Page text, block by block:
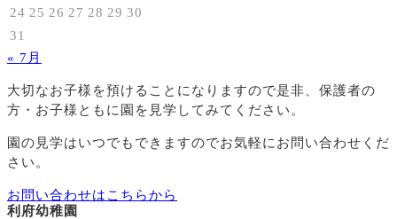
24 25 26 27 28 29 30
31
« 7月
大切なお子様を預けることになりますので是非、保護者の
方・お子様ともに園を見学してみてください。
園の見学はいつでもできますのでお気軽にお問い合わせくだ
さい。
お問い合わせはこちらから
利府幼稚園